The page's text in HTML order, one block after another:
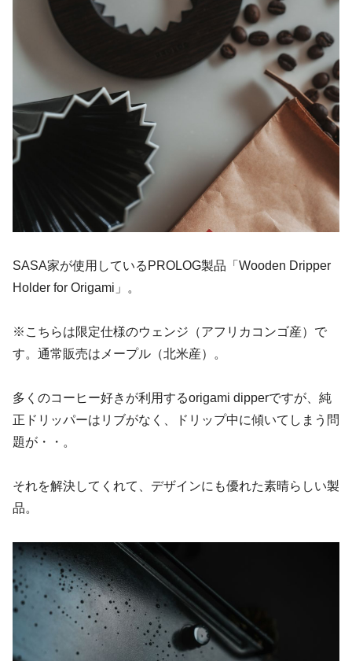
SASA家が使用しているPROLOG製品「Wooden Dripper
Holder for Origami」。
※こちらは限定仕様のウェンジ（アフリカコンゴ産）で
す。通常販売はメープル（北米産）。
多くのコーヒー好きが利用するorigami dipperですが、純
正ドリッパーはリブがなく、ドリップ中に傾いてしまう問
題が・・。
それを解決してくれて、デザインにも優れた素晴らしい製
品。